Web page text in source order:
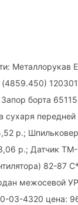
Металлорукав
борта
сухаря
р.;
р.; Датчик
82-87
межосевой
03-4320 цена: